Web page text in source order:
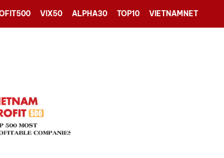
VIX50 ALPHA30 TOP10 VIETNAMNET